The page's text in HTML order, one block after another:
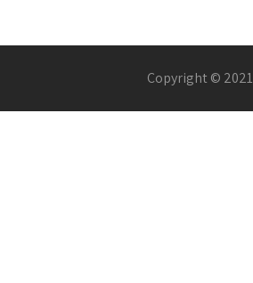
Copyright © 2021